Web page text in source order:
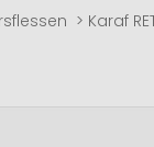
Karaf